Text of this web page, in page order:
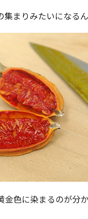
集まりみたいになる
色に染まるのが分